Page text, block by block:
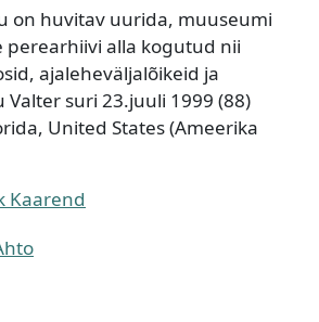
on huvitav uurida, muuseumi
perearhiivi alla kogutud nii
ajaleheväljalõikeid ja
suri 23.juuli 1999 (88)
United States (Ameerika
Kaarend